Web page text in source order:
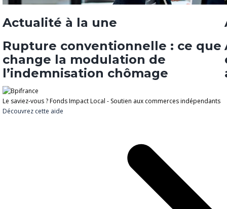
Actualité à la une
Rupture conventionnelle : ce que
change la modulation de
l’indemnisation chômage
Le saviez-vous ?Fonds Impact Local - Soutien aux commerces indépendants
Découvrez cette aide